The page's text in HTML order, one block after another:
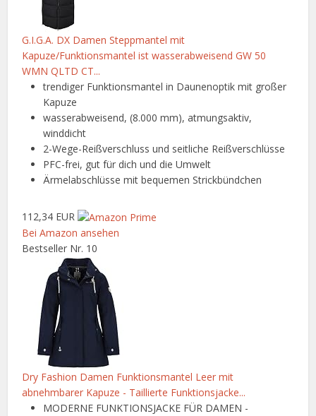
G.I.G.A. DX Damen Steppmantel mit
Kapuze/Funktionsmantel ist wasserabweisend GW 50
WMN QLTD CT...
trendiger Funktionsmantel in Daunenoptik mit großer
Kapuze
wasserabweisend, (8.000 mm), atmungsaktiv,
winddicht
2-Wege-Reißverschluss und seitliche Reißverschlüsse
PFC-frei, gut für dich und die Umwelt
Ärmelabschlüsse mit bequemen Strickbündchen
112,34 EUR
Bei Amazon ansehen
Bestseller Nr. 10
Dry Fashion Damen Funktionsmantel Leer mit
abnehmbarer Kapuze - Taillierte Funktionsjacke...
MODERNE FUNKTIONSJACKE FÜR DAMEN -